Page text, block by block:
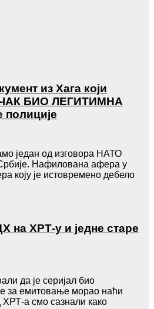
из Хага који
БИО ЛЕГИТИМНА
полиције
један од изговора НАТО
Нафилована афера у
коју је истовремено дебело
на ХРТ-у и једне старе
да је серијал био
за емитовање морао наћи
а смо сазнали како